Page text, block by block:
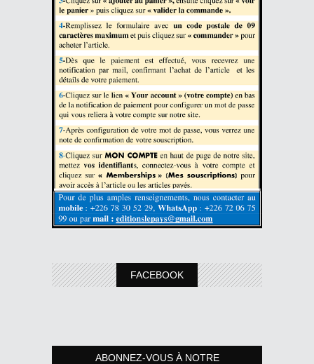
FACEBOOK
ABONNEZ-VOUS À NOTRE